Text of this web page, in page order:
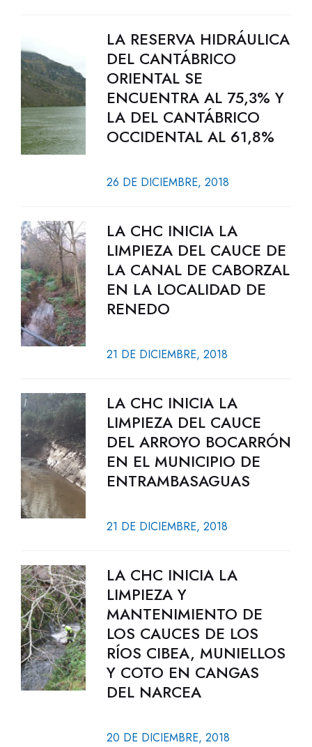
LA RESERVA HIDRÁULICA
DEL CANTÁBRICO
ORIENTAL SE
ENCUENTRA AL 75,3% Y
LA DEL CANTÁBRICO
OCCIDENTAL AL 61,8%
26 DE DICIEMBRE, 2018
LA CHC INICIA LA
LIMPIEZA DEL CAUCE DE
LA CANAL DE CABORZAL
EN LA LOCALIDAD DE
RENEDO
21 DE DICIEMBRE, 2018
LA CHC INICIA LA
LIMPIEZA DEL CAUCE
DEL ARROYO BOCARRÓN
EN EL MUNICIPIO DE
ENTRAMBASAGUAS
21 DE DICIEMBRE, 2018
LA CHC INICIA LA
LIMPIEZA Y
MANTENIMIENTO DE
LOS CAUCES DE LOS
RÍOS CIBEA, MUNIELLOS
Y COTO EN CANGAS
DEL NARCEA
20 DE DICIEMBRE, 2018